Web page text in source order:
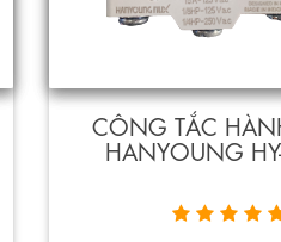
CÔNG TẮC
HANYOUNG